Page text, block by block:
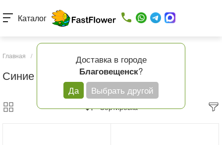
Доставка в городе
Благовещенск?
Да
Выбрать другой
Каталог
Главная / Каталог товаров
Синие розы
Сортировка